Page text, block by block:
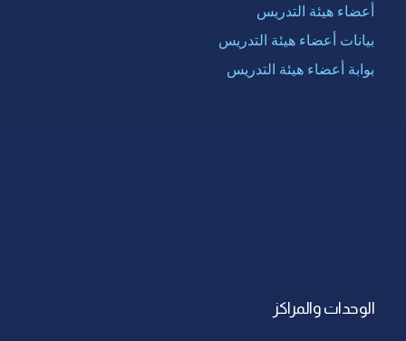
أعضاء هيئة التدريس
بيانات أعضاء هيئة التدريس
بوابة أعضاء هيئة التدريس
الوحدات والمراكز